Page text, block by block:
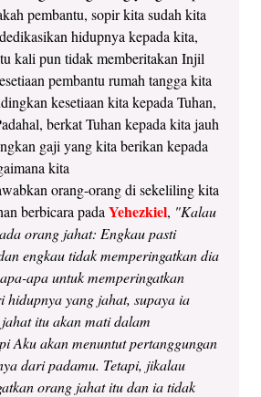
pembantu, sopir kita sudah kita
hidupnya kepada kita,
kali pun tidak memberitakan Injil
pembantu rumah tangga kita
kesetiaan kita kepada Tuhan,
berkat Tuhan kepada kita jauh
gaji yang kita berikan kepada
kita
orang-orang di sekeliling kita
berbicara padaYehezkiel, "Kalau
orang jahat: Engkau pasti
engkau tidak memperingatkan dia
apa untuk memperingatkan
hidupnya yang jahat, supaya ia
itu akan mati dalam
Aku akan menuntut pertanggungan
dari padamu. Tetapi, jikalau
orang jahat itu dan ia tidak